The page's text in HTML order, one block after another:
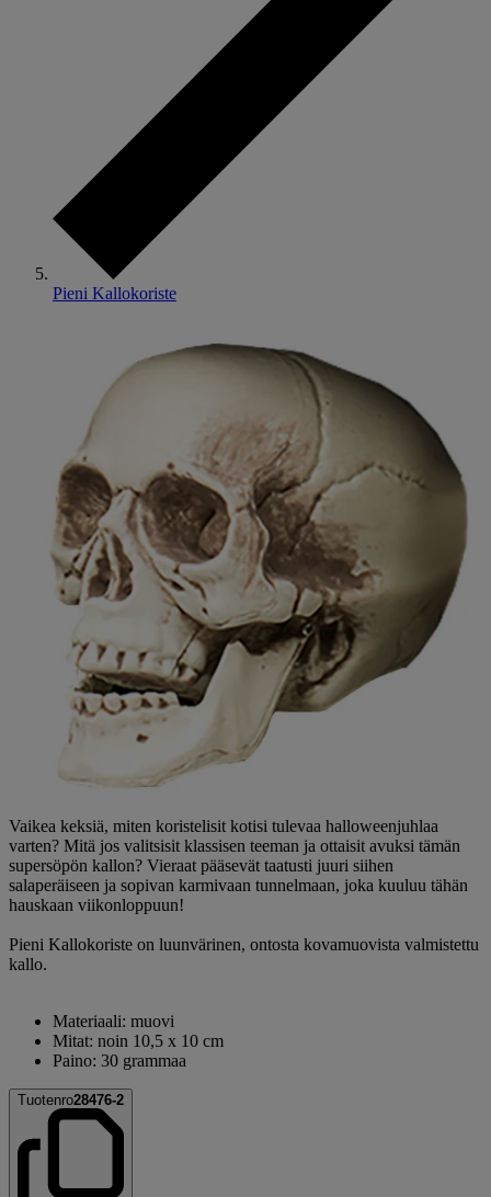
Pieni Kallokoriste
Vaikea keksiä, miten koristelisit kotisi tulevaa halloweenjuhlaa
varten? Mitä jos valitsisit klassisen teeman ja ottaisit avuksi tämän
supersöpön kallon? Vieraat pääsevät taatusti juuri siihen
salaperäiseen ja sopivan karmivaan tunnelmaan, joka kuuluu tähän
hauskaan viikonloppuun!
Pieni Kallokoriste on luunvärinen, ontosta kovamuovista valmistettu
kallo.
Materiaali: muovi
Mitat: noin 10,5 x 10 cm
Paino: 30 grammaa
Tuotenro28476-2